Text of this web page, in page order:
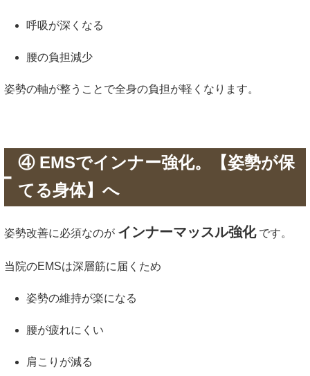
呼吸が深くなる
腰の負担減少
姿勢の軸が整うことで全身の負担が軽くなります。
④ EMSでインナー強化。【姿勢が保
てる身体】へ
姿勢改善に必須なのが インナーマッスル強化です。
当院のEMSは深層筋に届くため
姿勢の維持が楽になる
腰が疲れにくい
肩こりが減る